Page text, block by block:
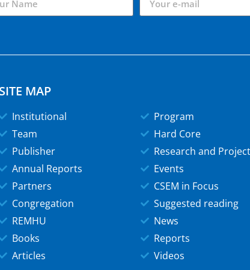
SITE MAP
Institutional
Team
Publisher
Annual Reports
Partners
Congregation
REMHU
Books
Articles
Program
Hard Core
Research and
Events
CSEM in Focus
Suggested reading
News
Reports
Videos